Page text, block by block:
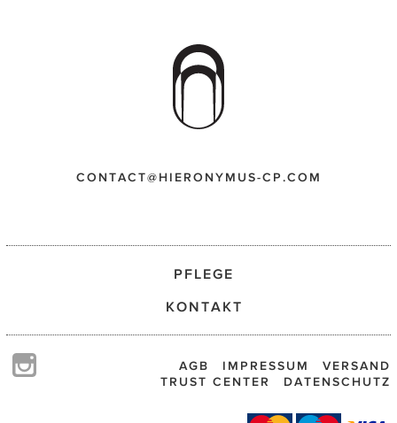
CONTACT@HIERONYMUS-CP.COM
PFLEGE
KONTAKT
VERSAND
IMPRESSUM
AGB
DATENSCHUTZ
TRUST CENTER